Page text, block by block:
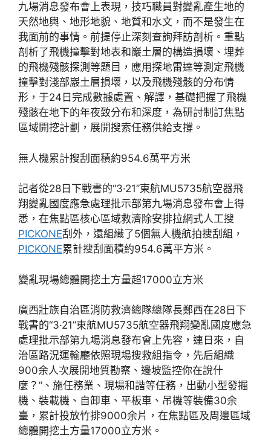
九場消息發布會上表現，技巧職員對變亂產生地的
天然地輿、地形地貌、地質和水文，而不是發生在
我面前的事情。前提停止深刻查詢拜訪剖析。重點
剖析了飛機撞擊對地表和巖土層的構造損壞、埋葬
的飛機殘骸探測等題目，應用探地雷達等測定飛機
撞擊對淺部巖土層損壞，以及飛機殘骸的分布情
形，于24日完成數據處置、解譯，基礎把握了飛機
殘骸在地下的年夜致分布和深度，為研討制訂焦點
區域開挖計劃，展開搜索任務供給支撐。
無人機累計搜刮面積約954.6萬平方米
記者從28日下戰書的“3·21”東航MU5735航空器飛
翔變亂國度應急處理批示部第九場消息發布會上得
悉，在焦點區核心區域救濟除安排拉網式人工搜
PICKONE刮外，還組織了5個無人機航拍搜刮組，
PICKONE累計搜刮面積約954.6萬平方米。
變亂現場總體開挖土方量超17000立方米
廣西壯族自治區消防救濟總隊總隊長鄭西在28日下
戰書的“3·21”東航MU5735航空器飛翔變亂國度應急
處理批示部第九場消息發布會上先容，連日來，自
治區路況運輸廳依照現場搜救組指令，先后組織
900余人次展開地質勘察、邊坡監控你在說什
麼？”、施任務業、現場和諧等任務，出動小型發掘
機、裝載機、自卸車、平板車、吊機等裝備30余
臺，累計投放竹排9000余片，在焦點區及周邊區域
總體開挖土方量17000立方米。